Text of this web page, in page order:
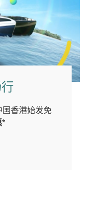
国香港始发免
*